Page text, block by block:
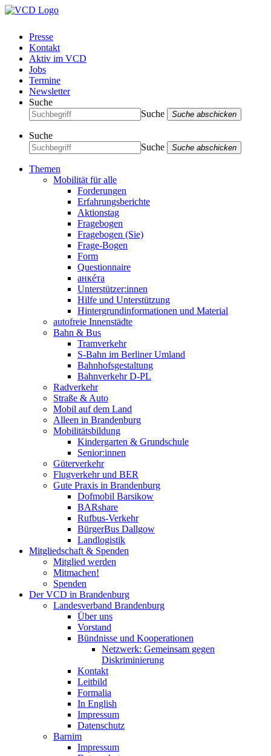
Presse
Kontakt
Aktiv im VCD
Jobs
Termine
Newsletter
Suche
Suche
Suche abschicken
Suche
Suche
Suche abschicken
Themen
Mobilität für alle
Forderungen
Erfahrungsberichte
Aktionstag
Fragebogen
Fragebogen (Sie)
Frage-Bogen
Form
Questionnaire
анкéта
Unterstützer:innen
Hilfe und Unterstützung
Hintergrundinformationen und Material
autofreie Innenstädte
Bahn & Bus
Tramverkehr
S-Bahn im Berliner Umland
Bahnhofsgestaltung
Bahnverkehr D-PL
Radverkehr
Straße & Auto
Mobil auf dem Land
Alleen in Brandenburg
Mobilitätsbildung
Kindergarten & Grundschule
Senior:innen
Güterverkehr
Flugverkehr und BER
Gute Praxis in Brandenburg
Dofmobil Barsikow
BARshare
Rufbus-Verkehr
BürgerBus Dallgow
Landlogistik
Mitgliedschaft & Spenden
Mitglied werden
Mitmachen!
Spenden
Der VCD in Brandenburg
Landesverband Brandenburg
Über uns
Vorstand
Bündnisse und Kooperationen
Netzwerk: Gemeinsam gegen
Diskriminierung
Kontakt
Leitbild
Formalia
In English
Impressum
Datenschutz
Barnim
Impressum